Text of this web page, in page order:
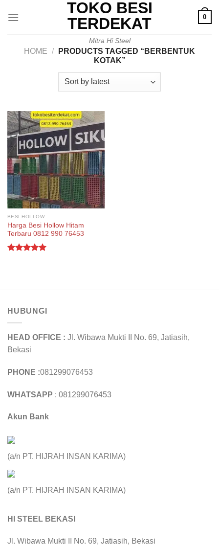
TOKO BESI
TERDEKAT
Mitra Hi Steel
0
HOME /
PRODUCTS TAGGED “BERBENTUK
KOTAK”
BESI HOLLOW
Harga Besi Hollow Hitam
Terbaru 0812 990 76453
HUBUNGI
HEAD OFFICE : Jl. Wibawa Mukti II No. 69, Jatiasih,
Bekasi
PHONE :081299076453
WHATSAPP : 081299076453
Akun Bank
(a/n PT. HIJRAH INSAN KARIMA)
(a/n PT. HIJRAH INSAN KARIMA)
HI STEEL BEKASI
Jl. Wibawa Mukti II No. 69, Jatiasih, Bekasi